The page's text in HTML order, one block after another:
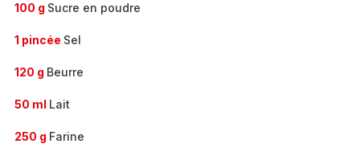
100 g Sucre en poudre
1 pincée Sel
120 g Beurre
50 ml Lait
250 g Farine